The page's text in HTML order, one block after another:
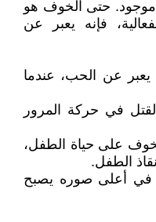
حتى الخوف هو
فإنه يعبر عن
عن الحب، عندما
في حركة المرور
على حياة الطفل،
الطفل.
في أعلى صوره يصبح